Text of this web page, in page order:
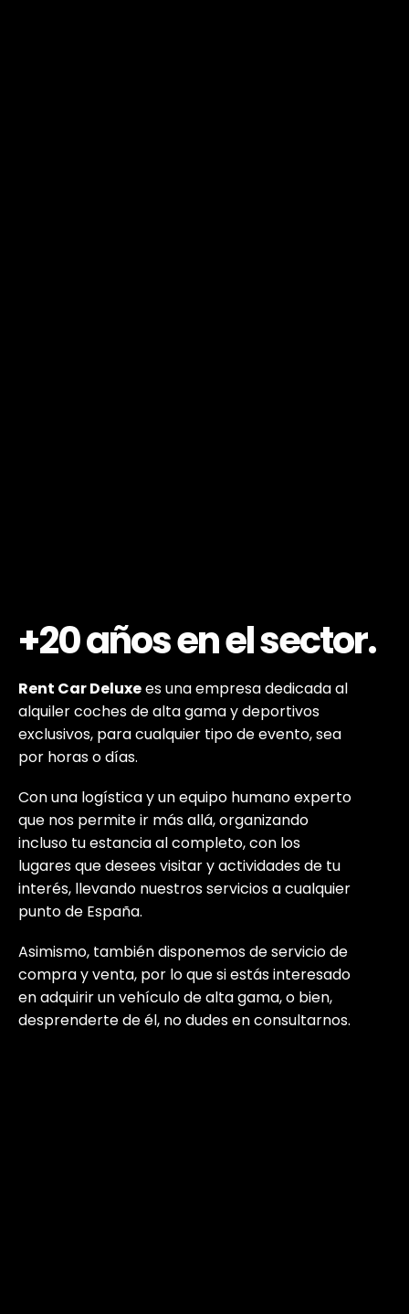
+20 añosen el sector.
Rent Car Deluxees una empresa dedicada al
alquiler coches de alta gama y deportivos
exclusivos, para cualquier tipo de evento, sea
por horas o días.
Con una logística y un equipo humano experto
que nos permite ir más allá, organizando
incluso tu estancia al completo, con los
lugares que desees visitar y actividades de tu
interés, llevando nuestros servicios a cualquier
punto de España.
Asimismo, también disponemos de servicio de
compra y venta, por lo que si estás interesado
en adquirir un vehículo de alta gama, o bien,
desprenderte de él, no dudes en consultarnos.